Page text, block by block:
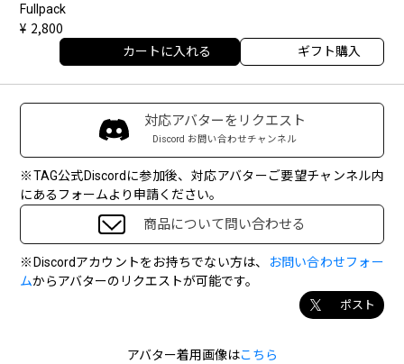
Fullpack
2,800
カートに入れる ギフト購入
対応アバターをリクエスト
Discord お問い合わせチャンネル
※TAG公式Discordに参加後、対応アバターご要望チャンネル内
にあるフォームより申請ください。
ポスト
商品について問い合わせる
※Discordアカウントをお持ちでない方は、
お問い合わせフォー
ムからアバターのリクエストが可能です。
アバター着用画像はこちら